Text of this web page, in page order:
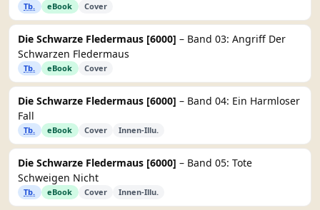
Tb. eBook Cover
Die Schwarze Fledermaus [6000] – Band 03: Angriff Der
Schwarzen Fledermaus
Tb. eBook Cover
Die Schwarze Fledermaus [6000] – Band 04: Ein Harmloser
Fall
Tb. eBook Cover Innen-Illu.
Die Schwarze Fledermaus [6000] – Band 05: Tote
Schweigen Nicht
Tb. eBook Cover Innen-Illu.